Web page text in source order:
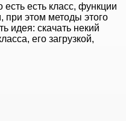
есть класс, функции
при этом методы этого
идея: скачать некий
его загрузкой,